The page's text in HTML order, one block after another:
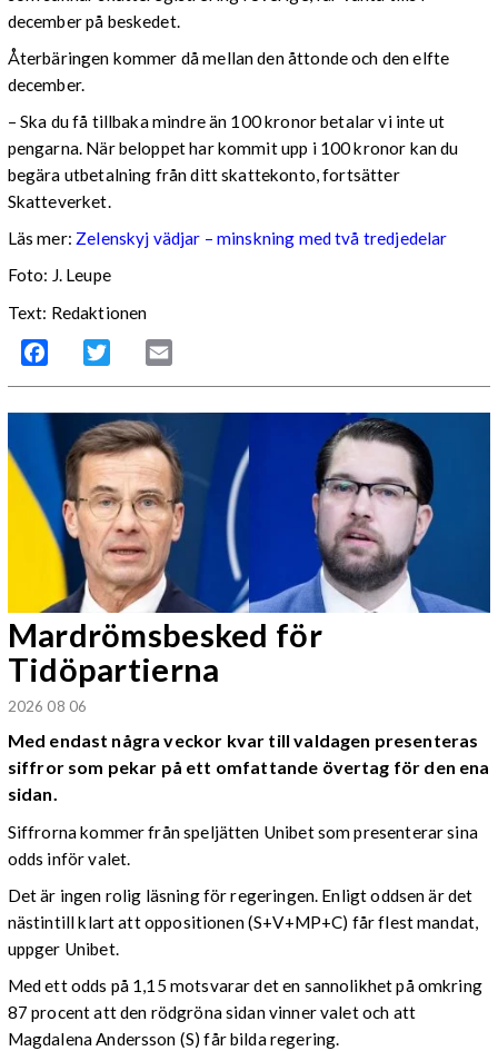
december på beskedet.
Återbäringen kommer då mellan den åttonde och den elfte
december.
– Ska du få tillbaka mindre än 100 kronor betalar vi inte ut
pengarna. När beloppet har kommit upp i 100 kronor kan du
begära utbetalning från ditt skattekonto, fortsätter
Skatteverket.
Läs mer: Zelenskyj vädjar – minskning med två tredjedelar
Foto: J. Leupe
Text: Redaktionen
Facebook Twitter
Mardrömsbesked för
Tidöpartierna
2026 08 06
Med endast några veckor kvar till valdagen presenteras
siffror som pekar på ett omfattande övertag för den ena
sidan.
Siffrorna kommer från speljätten Unibet som presenterar sina
odds inför valet.
Det är ingen rolig läsning för regeringen. Enligt oddsen är det
nästintill klart att oppositionen (S+V+MP+C) får flest mandat,
uppger Unibet.
Med ett odds på 1,15 motsvarar det en sannolikhet på omkring
87 procent att den rödgröna sidan vinner valet och att
Magdalena Andersson (S) får bilda regering.